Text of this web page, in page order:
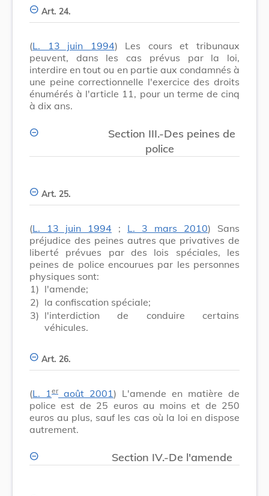
Art. 24.
(L. 13 juin 1994) Les cours et tribunaux
peuvent, dans les cas prévus par la loi,
interdire en tout ou en partie aux condamnés à
une peine correctionnelle l'exercice des droits
énumérés à l'article 11, pour un terme de cinq
à dix ans.
Section III.-Des peines de
police
Art. 25.
(L. 13 juin 1994 ; L. 3 mars 2010) Sans
préjudice des peines autres que privatives de
liberté prévues par des lois spéciales, les
peines de police encourues par les personnes
physiques sont:
1) l'amende;
2) la confiscation spéciale;
3) l'interdiction de conduire certains
véhicules.
Art. 26.
(L. 1 eraoût 2001 ) L'amende en matière de
police est de 25 euros au moins et de 250
euros au plus, sauf les cas où la loi en dispose
autrement.
Section IV.-De l'amende